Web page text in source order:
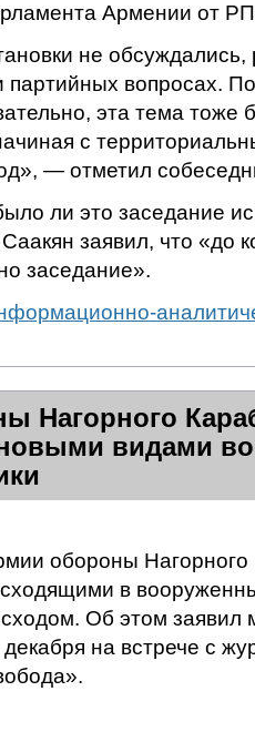
Армении от
не обсуждались,
партийных вопросах.
эта тема тоже
с
— отметил
ли это заседание
заявил, что «до
заседание».
Нагорного
видами
обороны Нагорного
в
Об этом
на встрече с